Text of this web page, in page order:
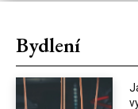
Bydlení